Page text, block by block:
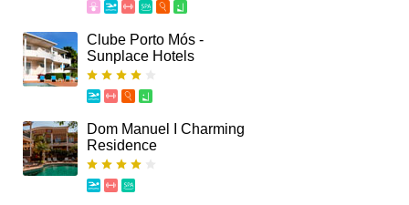
Clube Porto Mós -
Sunplace Hotels
Dom Manuel I Charming
Residence